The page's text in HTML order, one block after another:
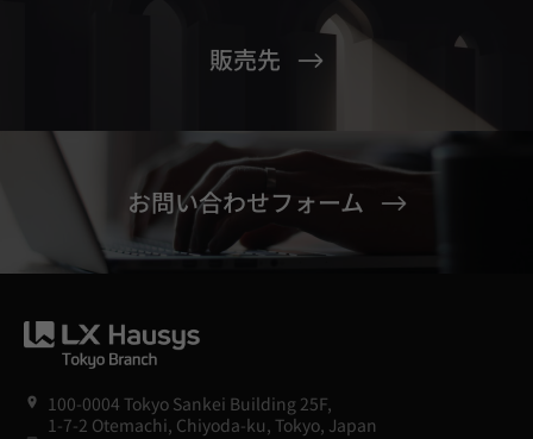
販売先
お問い合わせフォーム
100-0004 Tokyo Sankei Building 25F,
1-7-2 Otemachi, Chiyoda-ku, Tokyo, Japan